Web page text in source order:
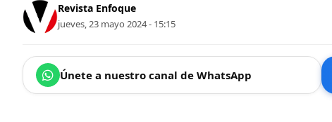
Revista Enfoque
jueves, 23 mayo 2024 - 15:15
Únete a nuestro canal de WhatsApp